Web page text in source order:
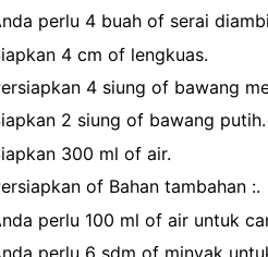
perlu 4 buah of serai
4 cm of lengkuas.
4 siung of bawang
2 siung of bawang putih.
300 ml of air.
of Bahan tambahan :.
perlu 100 ml of air untuk
perlu 6 sdm of minyak